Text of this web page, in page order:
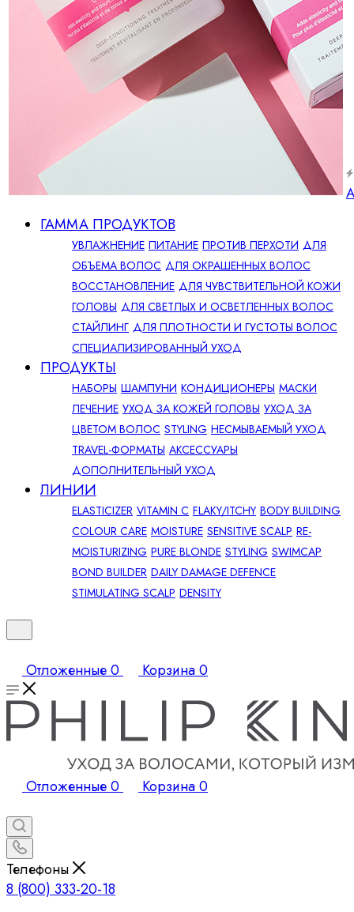
ГАММА ПРОДУКТОВ
УВЛАЖНЕНИЕ ПИТАНИЕ ПРОТИВ ПЕРХОТИ ДЛЯ
ОБЪЕМА ВОЛОС ДЛЯ ОКРАШЕННЫХ ВОЛОС
ВОССТАНОВЛЕНИЕ ДЛЯ ЧУВСТВИТЕЛЬНОЙ КОЖИ
ГОЛОВЫ ДЛЯ СВЕТЛЫХ И ОСВЕТЛЕННЫХ ВОЛОС
СТАЙЛИНГ ДЛЯ ПЛОТНОСТИ И ГУСТОТЫ ВОЛОС
СПЕЦИАЛИЗИРОВАННЫЙ УХОД
ПРОДУКТЫ
НАБОРЫ ШАМПУНИ КОНДИЦИОНЕРЫ МАСКИ
ЛЕЧЕНИЕ УХОД ЗА КОЖЕЙ ГОЛОВЫ УХОД ЗА
ЦВЕТОМ ВОЛОС STYLING НЕСМЫВАЕМЫЙ УХОД
TRAVEL-ФОРМАТЫ АКСЕССУАРЫ
ДОПОЛНИТЕЛЬНЫЙ УХОД
ЛИНИИ
ELASTICIZER VITAMIN C FLAKY/ITCHY BODY BUILDING
COLOUR CARE MOISTURE SENSITIVE SCALP RE-
MOISTURIZING PURE BLONDE STYLING SWIMCAP
BOND BUILDER DAILY DAMAGE DEFENCE
STIMULATING SCALP DENSITY
Отложенные0 Корзина0
Отложенные0 Корзина0
Телефоны
8 (800) 333-20-18